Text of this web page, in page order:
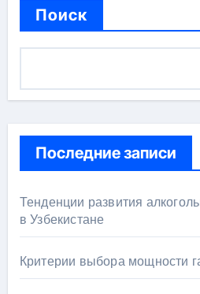
Поиск
Последние записи
Тенденции развития
в Узбекистане
Критерии выбора мощности